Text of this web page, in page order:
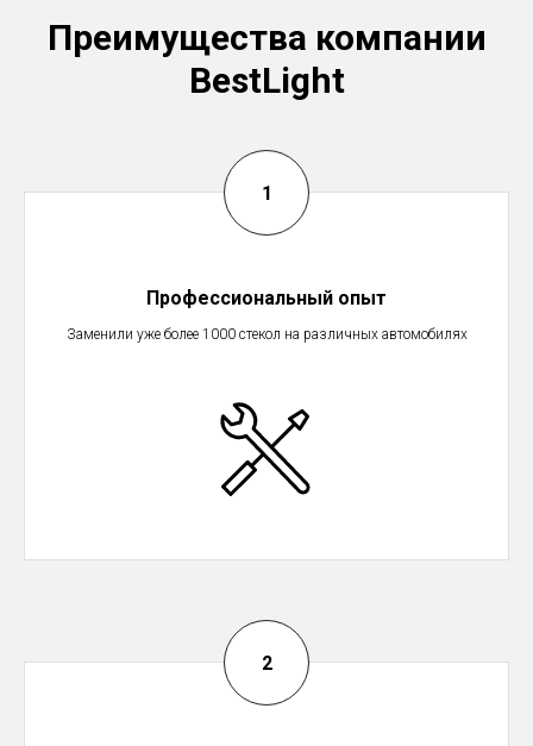
Преимущества компании
BestLight
Профессиональный опыт
Заменили уже более 1000 стекол на различных автомобилях